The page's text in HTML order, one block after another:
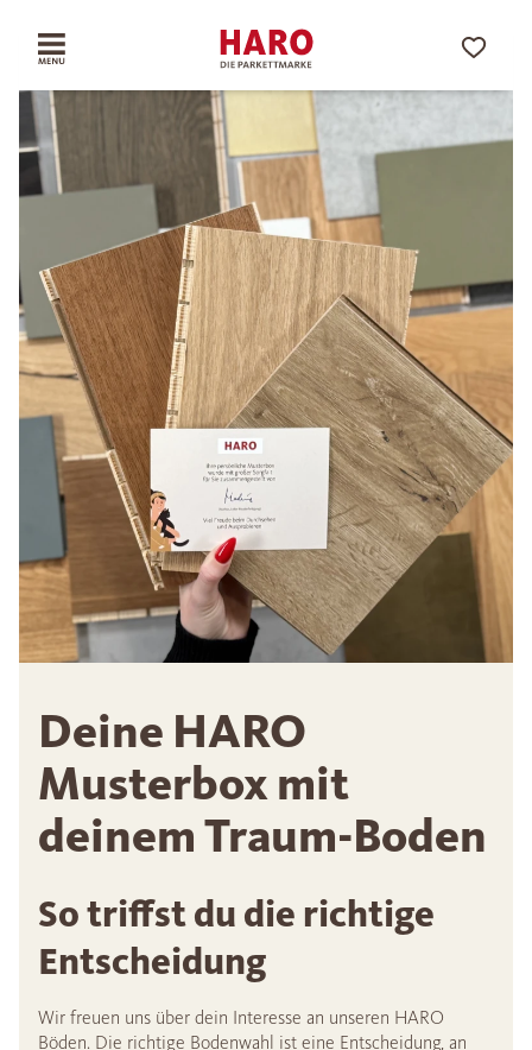
Deine HARO
Musterbox mit
deinem Traum-Boden
So triffst du die richtige
Entscheidung
Wir freuen uns über dein Interesse an unseren HARO
Böden. Die richtige Bodenwahl ist eine Entscheidung, an